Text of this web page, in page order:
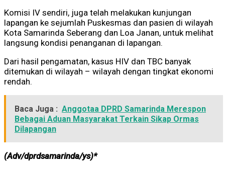
‎Komisi IV sendiri, juga telah melakukan kunjungan
lapangan ke sejumlah Puskesmas dan pasien di wilayah
Kota Samarinda Seberang dan Loa Janan, untuk melihat
langsung kondisi penanganan di lapangan.
Dari hasil pengamatan, kasus HIV dan TBC banyak
ditemukan di wilayah – wilayah dengan tingkat ekonomi
rendah.
Baca Juga : Anggotaa DPRD Samarinda Merespon
Bebagai Aduan Masyarakat Terkain Sikap Ormas
Dilapangan
(Adv/dprdsamarinda/ys)*